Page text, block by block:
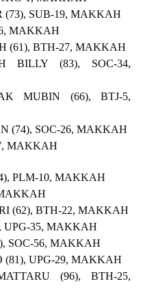
(73), SUB-19, MAKKAH
MAKKAH
(61), BTH-27, MAKKAH
BILLY (83), SOC-34,
MUBIN (66), BTJ-5,
(74), SOC-26, MAKKAH
MAKKAH
PLM-10, MAKKAH
(62), BTH-22, MAKKAH
UPG-35, MAKKAH
SOC-56, MAKKAH
UPG-29, MAKKAH
(96), BTH-25,